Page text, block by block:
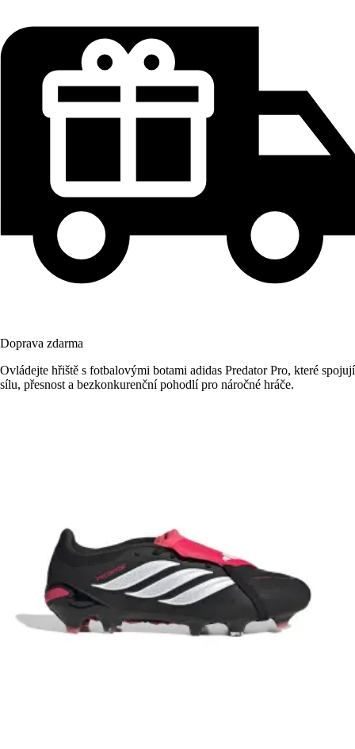
Doprava zdarma
Ovládejte hřiště s fotbalovými botami adidas Predator Pro, které spojují
sílu, přesnost a bezkonkurenční pohodlí pro náročné hráče.